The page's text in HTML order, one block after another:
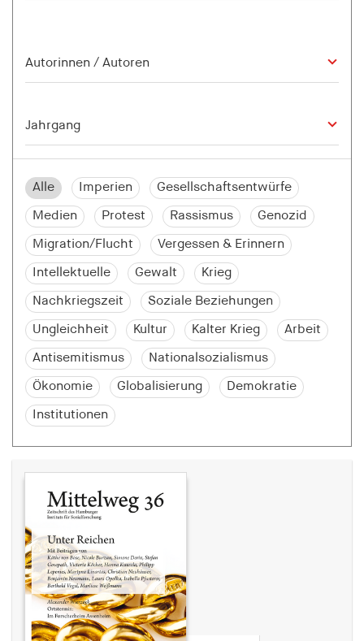
Alle Imperien Gesellschaftsentwürfe
Medien Protest Rassismus Genozid
Migration/Flucht Vergessen & Erinnern
Intellektuelle Gewalt Krieg
Nachkriegszeit Soziale Beziehungen
Ungleichheit Kultur Kalter Krieg Arbeit
Antisemitismus Nationalsozialismus
Ökonomie Globalisierung Demokratie
Institutionen